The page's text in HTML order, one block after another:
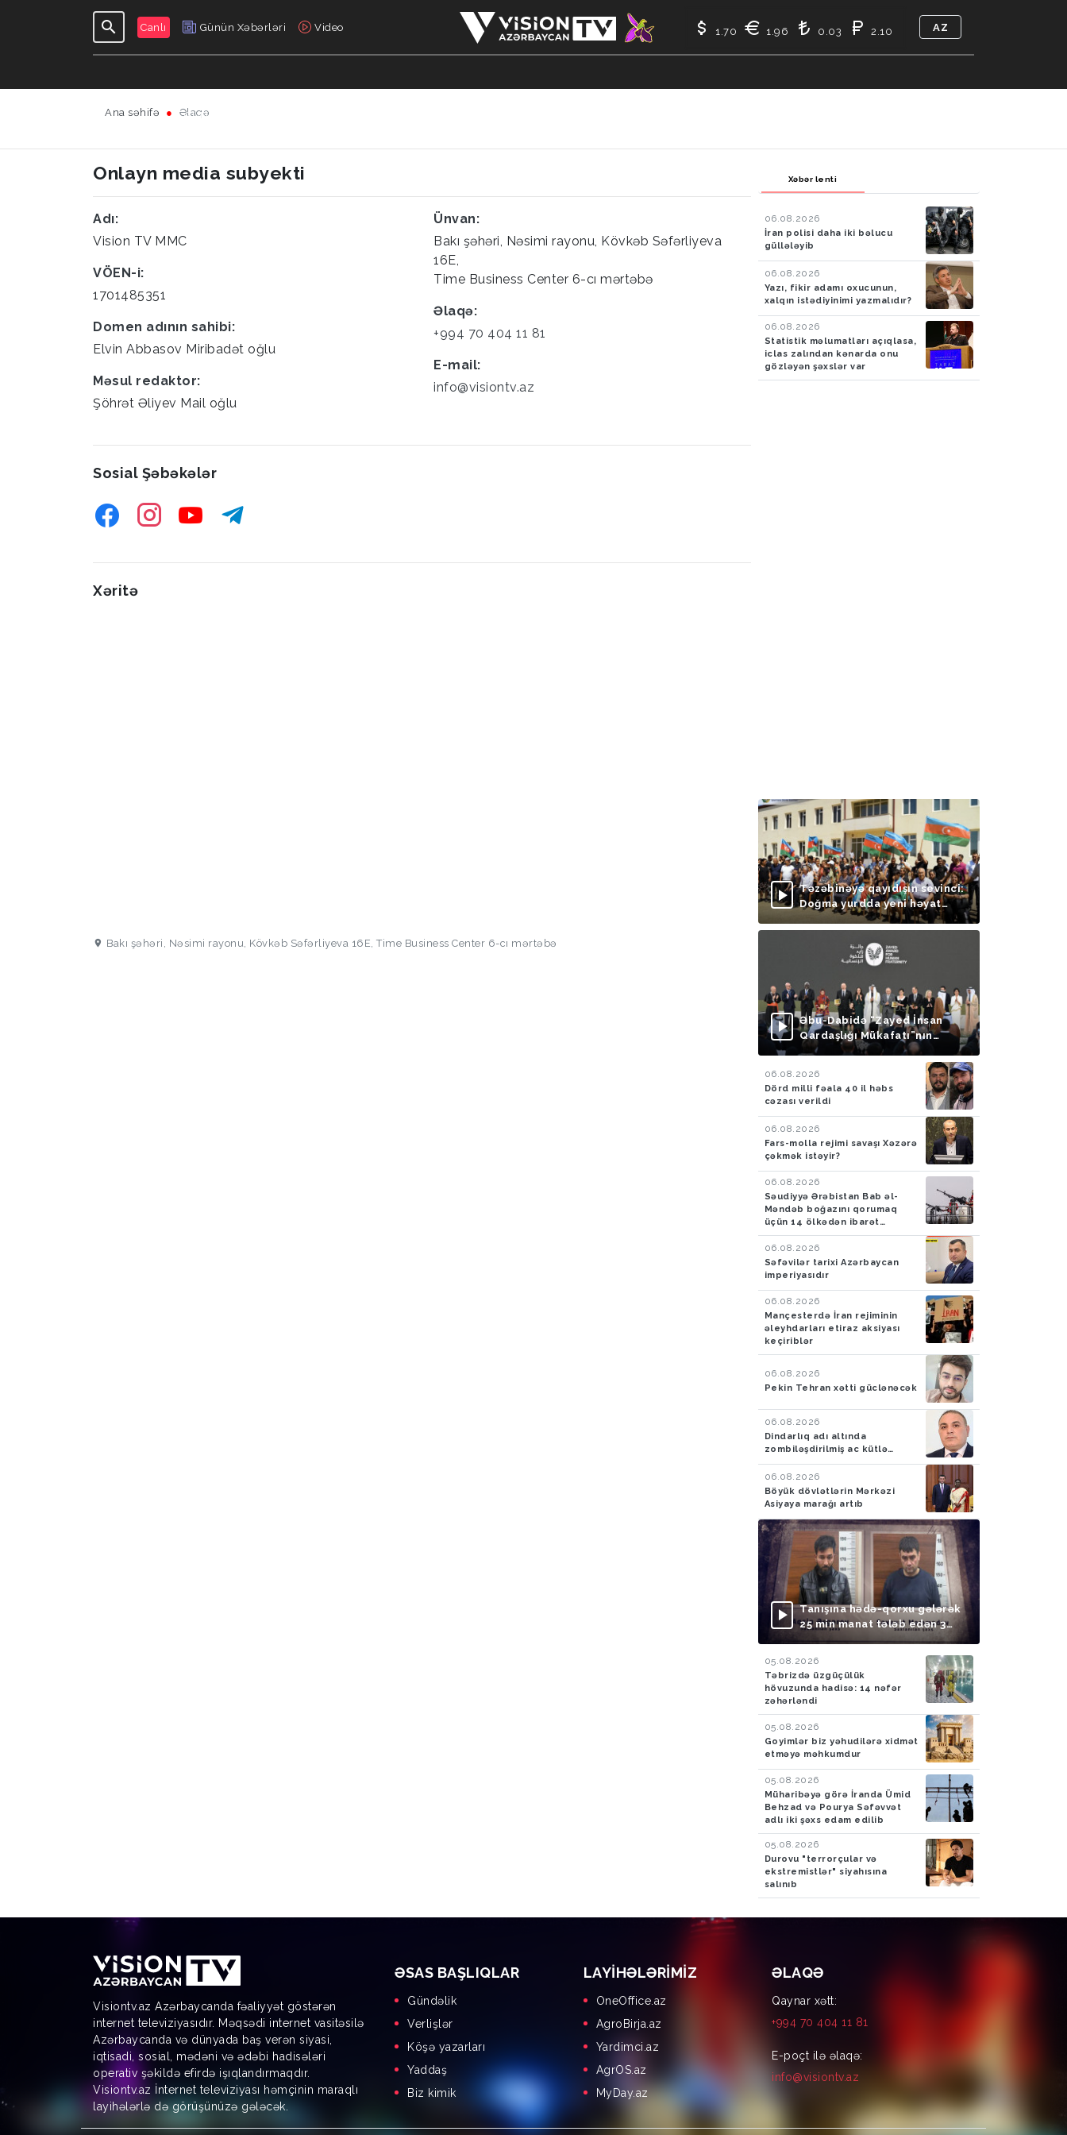
Canlı Günün Xəbərləri Video
GÜNDƏLIK
1.70 1.96 0.03 2.10 AZ
Ana səhifə Əlaqə
Onlayn media subyekti
Adı:
Vision TV MMC
VÖEN-i:
1701485351
Domen adının sahibi:
Elvin Abbasov Miribadət oğlu
Məsul redaktor:
Şöhrət Əliyev Mail oğlu
Ünvan:
Bakı şəhəri, Nəsimi rayonu, Kövkəb Səfərliyeva
16E,
Time Business Center 6-cı mərtəbə
Əlaqə:
+994 70 404 11 81
E-mail:
info@visiontv.az
Sosial Şəbəkələr
Xəritə
Bakı şəhəri, Nəsimi rayonu, Kövkəb Səfərliyeva 16E, Time Business Center 6-cı mərtəbə
Xəbər lenti
06.08.2026
İran polisi daha iki bəlucu
güllələyib
06.08.2026
Yazı, fikir adamı oxucunun,
xalqın istədiyinimi yazmalıdır?
06.08.2026
Statistik məlumatları açıqlasa,
iclas zalından kənarda onu
gözləyən şəxslər var
Təzəbinəyə qayıdışın sevinci:
Doğma yurdda yeni həyat
başlayır
Əbu-Dabidə “Zayed İnsan
Qardaşlığı Mükafatı”nın
təqdimolunma mərasimi
06.08.2026
Dörd milli fəala 40 il həbs
cəzası verildi
06.08.2026
Fars-molla rejimi savaşı Xəzərə
çəkmək istəyir?
06.08.2026
Səudiyyə Ərəbistan Bab əl-
Məndəb boğazını qorumaq
üçün 14 ölkədən ibarət
müdafiə koalisiyası yaradıb
06.08.2026
Səfəvilər tarixi Azərbaycan
imperiyasıdır
06.08.2026
Mançesterdə İran rejiminin
əleyhdarları etiraz aksiyası
keçiriblər
06.08.2026
Pekin Tehran xətti güclənəcək
06.08.2026
Dindarlıq adı altında
zombiləşdirilmiş ac kütlə…
06.08.2026
Böyük dövlətlərin Mərkəzi
Asiyaya marağı artıb
Tanışına hədə-qorxu gələrək
25 min manat tələb edən 3
nəfər saxlanılıb
05.08.2026
Təbrizdə üzgüçülük
hövuzunda hadisə: 14 nəfər
zəhərləndi
05.08.2026
Goyimlər biz yəhudilərə xidmət
etməyə məhkumdur
05.08.2026
Müharibəyə görə İranda Ümid
Behzad və Pourya Səfəvvət
adlı iki şəxs edam edilib
05.08.2026
Durovu "terrorçular və
ekstremistlər" siyahısına
salınıb
Visiontv.az Azərbaycanda fəaliyyət göstərən
internet televiziyasıdır. Məqsədi internet vasitəsilə
Azərbaycanda və dünyada baş verən siyasi,
iqtisadi, sosial, mədəni və ədəbi hadisələri
operativ şəkildə efirdə işıqlandırmaqdır.
Visiontv.az İnternet televiziyası həmçinin maraqlı
layihələrlə də görüşünüzə gələcək.
ƏSAS BAŞLIQLAR
Gündəlik
Verlişlər
Köşə yazarları
Yaddaş
Biz kimik
LAYIHƏLƏRIMIZ
OneOffice.az
AgroBirja.az
Yardimci.az
AgrOS.az
MyDay.az
ƏLAQƏ
Qaynar xətt:
+994 70 404 11 81
E-poçt ilə əlaqə:
info@visiontv.az